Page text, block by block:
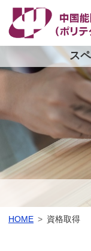
ス
こHOME 資格取得